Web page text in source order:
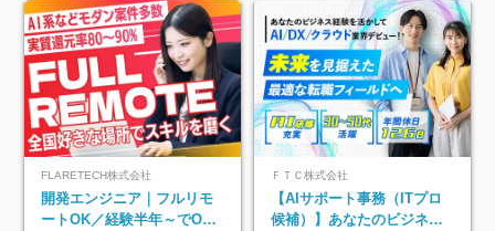
FLARETECH株式会社
開発エンジニア｜フルリモ
ートOK／経験半年～でOK
ＦＴＣ株式会社
【AIサポート事務（ITプロ
候補）】あなたのビジネス